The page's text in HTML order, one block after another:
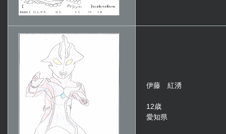
伊藤 紅湧
12歳
愛知県